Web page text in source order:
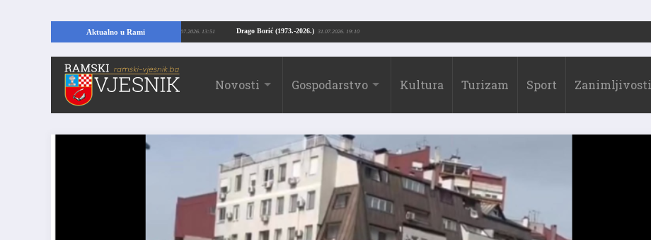
Aktualno u Rami Drago Borić (1973.-2026.)
RAMI: Kopajući temelje kuće, pronašao vrijedne arheološke ostatke 24.07.2026. 13:51
Novosti Gospodarstvo Kultura Turizam Sport Zanimljivosti